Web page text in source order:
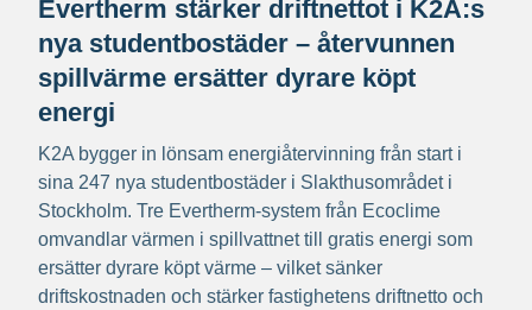
Evertherm stärker driftnettot i K2A:s
nya studentbostäder – återvunnen
spillvärme ersätter dyrare köpt
energi
K2A bygger in lönsam energiåtervinning från start i
sina 247 nya studentbostäder i Slakthusområdet i
Stockholm. Tre Evertherm-system från Ecoclime
omvandlar värmen i spillvattnet till gratis energi som
ersätter dyrare köpt värme – vilket sänker
driftskostnaden och stärker fastighetens driftnetto och